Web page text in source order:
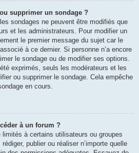
supprimer un sondage ?
sondages ne peuvent être modifiés que
et les administrateurs. Pour modifier un
le premier message du sujet car le
à ce dernier. Si personne n’a encore
le sondage ou de modifier ses options.
exprimés, seuls les modérateurs et les
ou supprimer le sondage. Cela empêche
en cours.
à un forum ?
à certains utilisateurs ou groupes
publier ou réaliser n’importe quelle